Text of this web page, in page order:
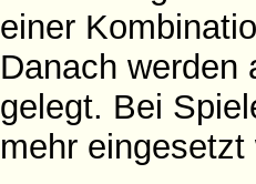
einer
Danach werden
gelegt. Bei
mehr eingesetzt